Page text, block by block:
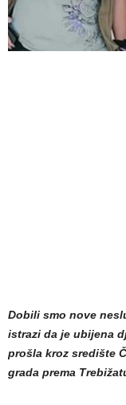
Dobili smo nove
istrazi da je ubijena
prošla kroz središte
grada prema